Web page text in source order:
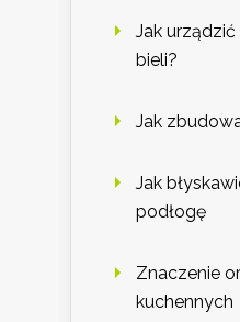
Jak
bieli?
Jak
Jak
podłogę
Znaczenie
kuchennych